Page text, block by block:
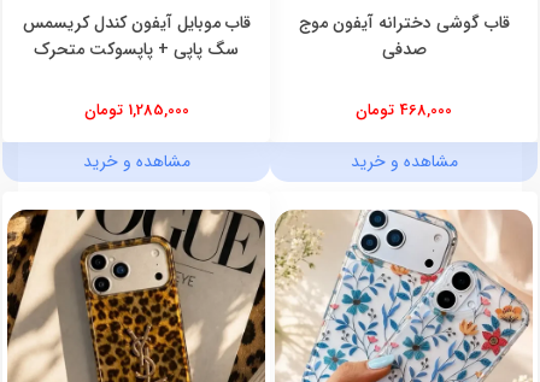
قاب گوشی دخترانه آیفون موج
صدفی
468,000 تومان
مشاهده و خرید
قاب موبایل آیفون کندل کریسمس
سگ پاپی + پاپسوکت متحرک
1,285,000 تومان
مشاهده و خرید